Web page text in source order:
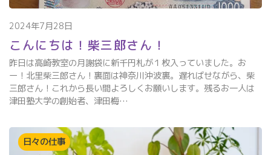
2024年7月28日
こんにちは！柴三郎さん！
昨日は高崎教室の月謝袋に新千円札が１枚入っていました。お
ー！北里柴三郎さん！裏面は神奈川沖波裏。遅ればせながら、柴
三郎さん！これから長い間よろしくお願いします。残るお一人は
津田塾大学の創始者、津田梅…
日々の仕事